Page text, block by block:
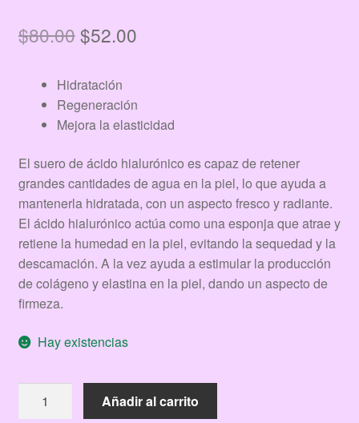
$80.00El
original
era:
$52.00El
es:
Hidratación
Regeneración
Mejora la elasticidad
El suero de ácido hialurónico es capaz de retener
grandes cantidades de agua en la piel, lo que ayuda a
mantenerla hidratada, con un aspecto fresco y radiante.
El ácido hialurónico actúa como una esponja que atrae y
retiene la humedad en la piel, evitando la sequedad y la
descamación. A la vez ayuda a estimular la producción
de colágeno y elastina en la piel, dando un aspecto de
firmeza.
Hay existencias
FACIAL
Añadir al carrito